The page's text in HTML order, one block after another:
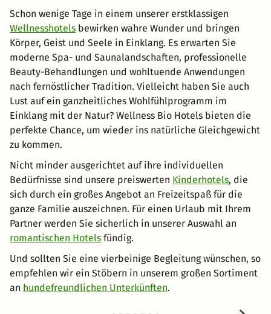
Schon wenige Tage in einem unserer erstklassigen
Wellnesshotels bewirken wahre Wunder und bringen
Körper, Geist und Seele in Einklang. Es erwarten Sie
moderne Spa- und Saunalandschaften, professionelle
Beauty-Behandlungen und wohltuende Anwendungen
nach fernöstlicher Tradition. Vielleicht haben Sie auch
Lust auf ein ganzheitliches Wohlfühlprogramm im
Einklang mit der Natur? Wellness Bio Hotels bieten die
perfekte Chance, um wieder ins natürliche Gleichgewicht
zu kommen.
Nicht minder ausgerichtet auf ihre individuellen
Bedürfnisse sind unsere preiswerten Kinderhotels, die
sich durch ein großes Angebot an Freizeitspaß für die
ganze Familie auszeichnen. Für einen Urlaub mit Ihrem
Partner werden Sie sicherlich in unserer Auswahl an
romantischen Hotels fündig.
Und sollten Sie eine vierbeinige Begleitung wünschen, so
empfehlen wir ein Stöbern in unserem großen Sortiment
an hundefreundlichen Unterkünften.